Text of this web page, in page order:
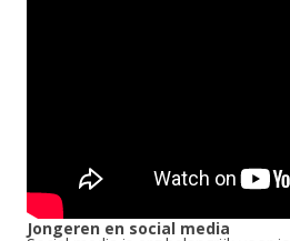
Jongeren en social media